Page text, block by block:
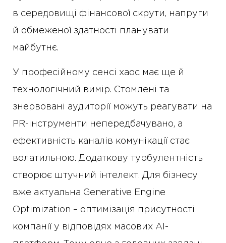
в середовищі фінансової скрути, напруги
й обмеженої здатності планувати
майбутнє.
У професійному сенсі хаос має ще й
технологічний вимір. Стомлені та
знервовані аудиторії можуть реагувати на
PR-інструменти непередбачувано, а
ефективність каналів комунікації стає
волатильною. Додаткову турбулентність
створює штучний інтелект. Для бізнесу
вже актуальна Generative Engine
Optimization – оптимізація присутності
компанії у відповідях масових AI-